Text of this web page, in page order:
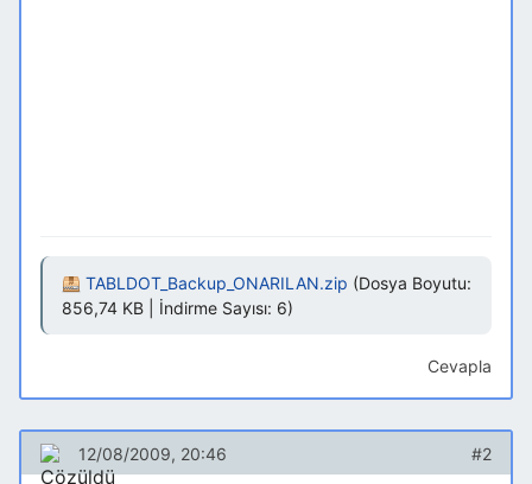
TABLDOT_Backup_ONARILAN.zip (Dosya Boyutu:
856,74 KB | İndirme Sayısı: 6)
Cevapla
12/08/2009, 20:46 #2